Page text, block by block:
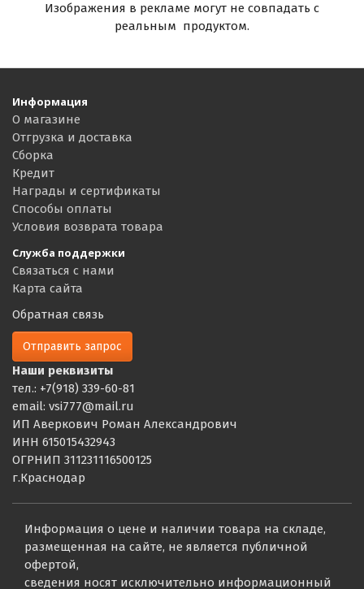
Изображения в рекламе могут не совпадать с
реальным продуктом.
Информация
О магазине
Отгрузка и доставка
Сборка
Кредит
Награды и сертификаты
Способы оплаты
Условия возврата товара
Служба поддержки
Связаться с нами
Карта сайта
Обратная связь
Отправить запрос
Наши реквизиты
тел.: +7(918) 339-60-81
email: vsi777@mail.ru
ИП Аверкович Роман Александрович
ИНН 615015432943
ОГРНИП 311231116500125
г.Краснодар
Информация о цене и наличии товара на складе,
размещенная на сайте, не является публичной
офертой,
сведения носят исключительно информационный